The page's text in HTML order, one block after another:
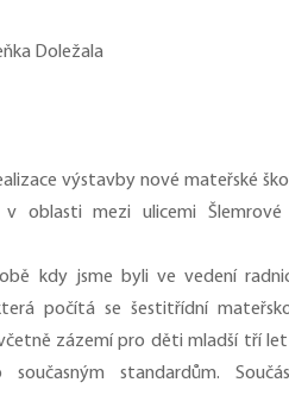
Doležala
výstavby nové mateřské
oblasti mezi ulicemi Šlemrové
kdy jsme byli ve vedení
počítá se šestitřídní
zázemí pro děti mladší tří
standardům.